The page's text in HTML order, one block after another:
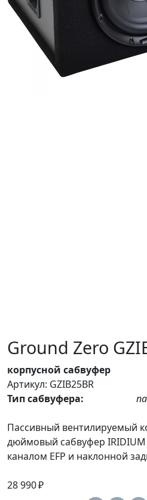
Ground Zero
корпусной сабвуфер
Артикул: GZIB25BR
Тип сабвуфера:
Пассивный вентилируемый
дюймовый сабвуфер
каналом EFP и наклонной
28 990 ₽